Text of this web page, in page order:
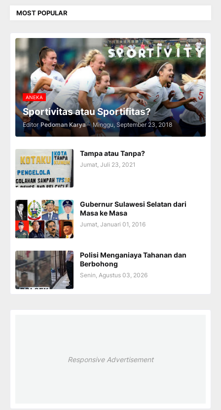
MOST POPULAR
ANEKA
Sportivitas atau Sportifitas?
Editor Pedoman Karya - Minggu, September 23, 2018
Tampa atau Tanpa?
Jumat, Juli 23, 2021
Gubernur Sulawesi Selatan dari
Masa ke Masa
Jumat, Januari 01, 2016
Polisi Menganiaya Tahanan dan
Berbohong
Senin, Agustus 03, 2026
Responsive Advertisement